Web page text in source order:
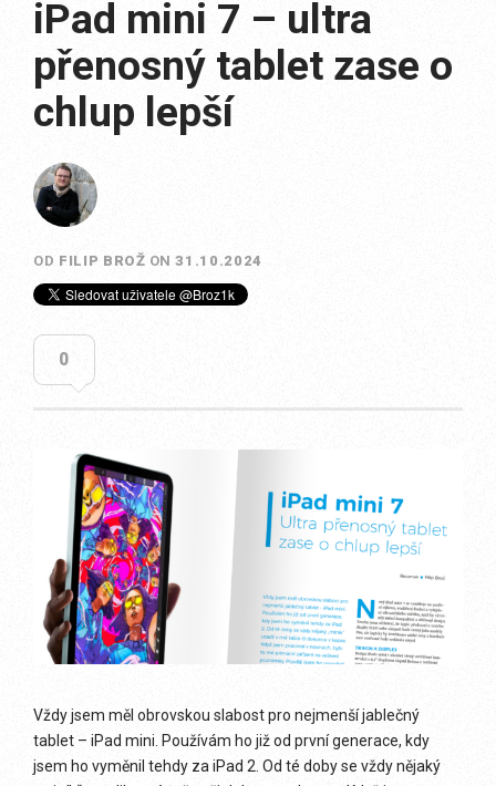
iPad mini 7 – ultra
přenosný tablet zase o
chlup lepší
OD FILIP BROŽ ON31.10.2024
0
Vždy jsem měl obrovskou slabost pro nejmenší jablečný
tablet – iPad mini. Používám ho již od první generace, kdy
jsem ho vyměnil tehdy za iPad 2. Od té doby se vždy nějaký